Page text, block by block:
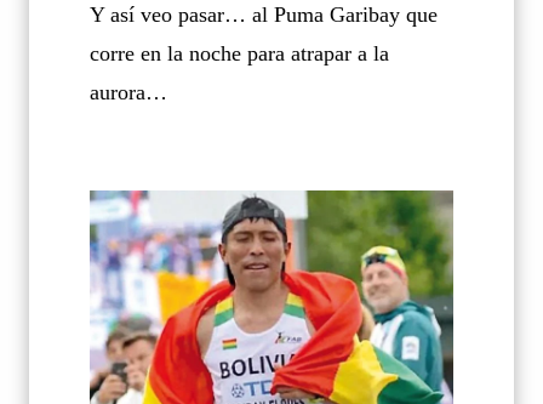
Y así veo pasar… al Puma Garibay que
corre en la noche para atrapar a la
aurora…